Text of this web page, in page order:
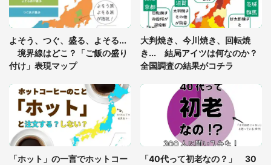
「閉所恐怖症の私は新幹線で大パニック。隣席の青
年に『手を繋いで』とお願いしたら...」 体験談に
8万人感動
知らぬおじいさんがわざわざ声をかけてきて（兵庫
県・30代女性）
「ゾワゾワする」「本当に気持ち悪い」 道端でバ
グっちゃってた〝野生の野菜〟に6.5万人戦慄
よそう、つぐ、盛る、よそる...
境界線はどこ？「ご飯の盛り
付け」表現マップ
大判焼き、今川焼き、回転焼
き... 結局アイツは何なのか？
全国調査の結果がコチラ
「ホット」の一言でホットコー
「40代って初老なの？」 30